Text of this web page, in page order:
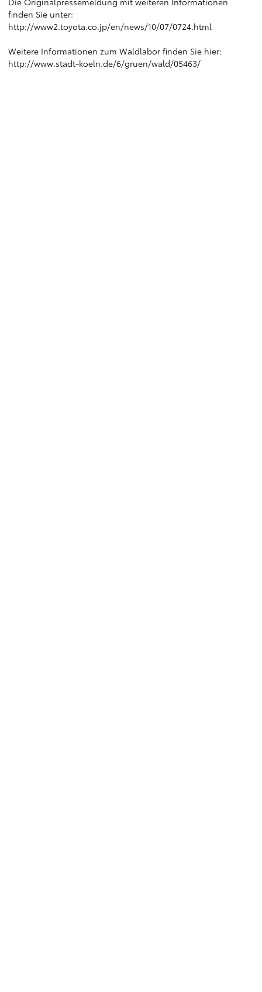
finden Sie unter:
http://www2.toyota.co.jp/en/news/10/07/0724.html
Weitere Informationen zum Waldlabor finden Sie hier:
http://www.stadt-koeln.de/6/gruen/wald/05463/